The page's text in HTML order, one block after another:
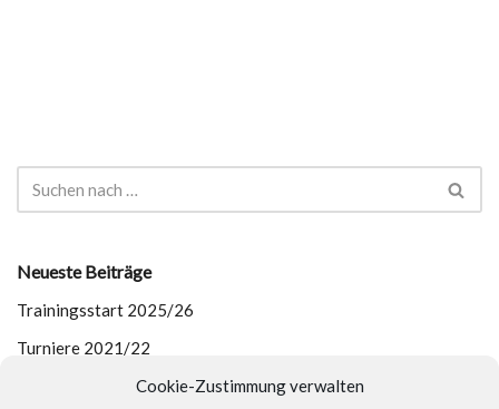
Cookie-Zustimmung verwalten
Neueste Beiträge
Trainingsstart 2025/26
Turniere 2021/22
Outdoor-Training